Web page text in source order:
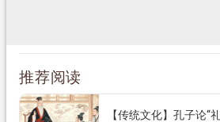
推荐阅读
【传统文化】孔子论“